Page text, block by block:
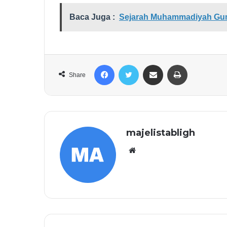
Baca Juga : Sejarah Muhammadiyah
Share
Facebook Twitter Share via Email
majelistabligh